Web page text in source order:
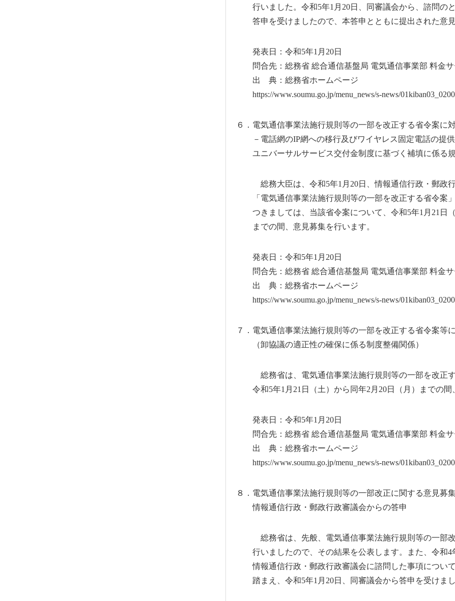
行いました。令和5年1月20日、同審議会から、諮問の
答申を受けましたので、本答申とともに提出された意見
発表日：令和5年1月20日
問合先：総務省 総合通信基盤局 電気通信事業部 料金サ
出 典：総務省ホームページ
https://www.soumu.go.jp/menu_news/s-news/
６．電気通信事業法施行規則等の一部を改正する省令案に
－電話網のIP網への移行及びワイヤレス固定電話の提供
ユニバーサルサービス交付金制度に基づく補填に係る規
総務大臣は、令和5年1月20日、情報通信行政・郵政行
「電気通信事業法施行規則等の一部を改正する省令案」
つきましては、当該省令案について、令和5年1月21日（
までの間、意見募集を行います。
発表日：令和5年1月20日
問合先：総務省 総合通信基盤局 電気通信事業部 料金サ
出 典：総務省ホームページ
https://www.soumu.go.jp/menu_news/s-news/
７．電気通信事業法施行規則等の一部を改正する省令案等
（卸協議の適正性の確保に係る制度整備関係）
総務省は、電気通信事業法施行規則等の一部を改正す
令和5年1月21日（土）から同年2月20日（月）までの間
発表日：令和5年1月20日
問合先：総務省 総合通信基盤局 電気通信事業部 料金サ
出 典：総務省ホームページ
https://www.soumu.go.jp/menu_news/s-news/
８．電気通信事業法施行規則等の一部改正に関する意見募
情報通信行政・郵政行政審議会からの答申
総務省は、先般、電気通信事業法施行規則等の一部改
行いましたので、その結果を公表します。また、令和4
情報通信行政・郵政行政審議会に諮問した事項につい
踏まえ、令和5年1月20日、同審議会から答申を受けまし